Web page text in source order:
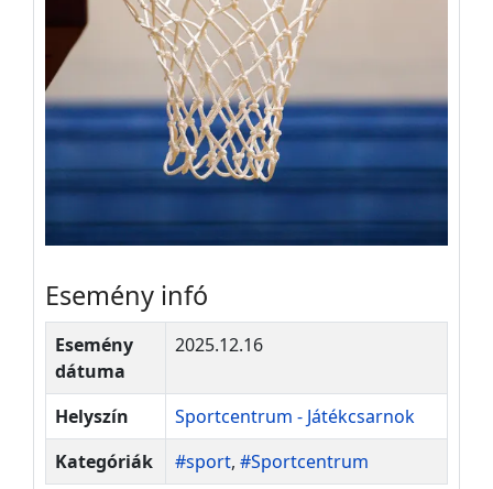
Esemény infó
Esemény
dátuma
2025.12.16
Helyszín
Sportcentrum - Játékcsarnok
Kategóriák
#sport, #Sportcentrum